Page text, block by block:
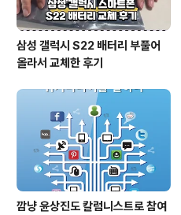
삼성 갤럭시 S22 배터리 부풀어
올라서 교체한 후기
깜냥 윤상진도 칼럼니스트로 참여